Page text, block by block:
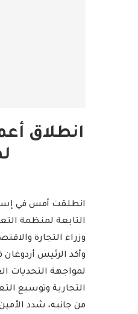
انطلقت أمس في
التابعة لمنظمة
وزراء التجارة
وأكد الرئيس
لمواجهة التحديات
التجارية وتوسيع
من جانبه، شدد